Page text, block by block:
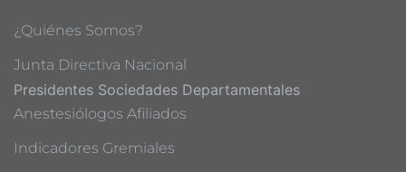
¿Quiénes Somos?
Junta Directiva Nacional
Presidentes Sociedades Departamentales
Anestesiólogos Afiliados
Indicadores Gremiales